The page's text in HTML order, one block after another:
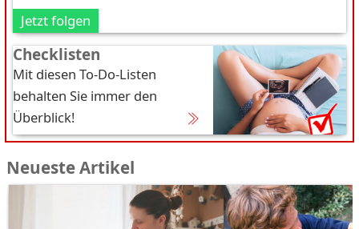
Jetzt folgen
Checklisten
Mit diesen To-Do-Listen
behalten Sie immer den
Überblick!
Neueste Artikel